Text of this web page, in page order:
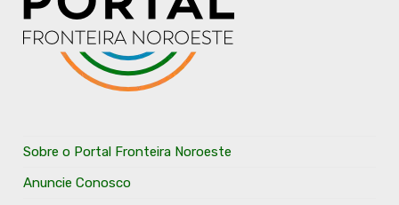
Sobre o Portal Fronteira Noroeste
Anuncie Conosco